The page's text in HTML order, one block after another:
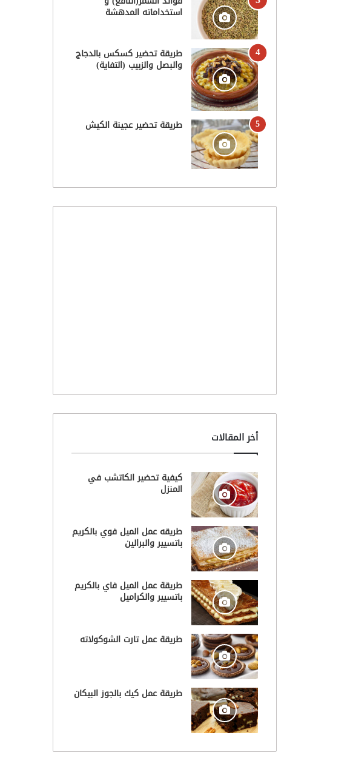
استخداماته المدهشة
طريقة تحضير كسكس بالدجاج
والبصل والزبيب (التفاية)
طريقة تحضير عجينة الكيش
أخر المقالات
كيفية تحضير الكاتشب في
المنزل
طريقه عمل الميل فوي بالكريم
باتسيير والبرالين
طريقة عمل الميل فاي بالكريم
باتسيير والكراميل
طريقة عمل تارت الشوكولاته
طريقة عمل كيك بالجوز البيكان